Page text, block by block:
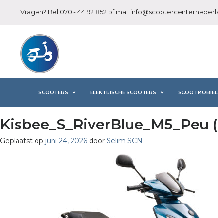
Vragen? Bel 070 - 44 92 852 of mail
SCOOTERS ELEKTRISCHE SCOOTERS
Kisbee_S_RiverBlue_M5_Peu
Geplaatst op juni 24, 2026 door Selim SCN